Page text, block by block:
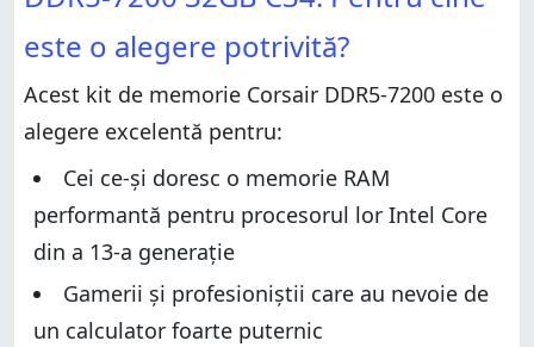
Dominator Platinum RGB DDR5-7200 32GB C34
Experiența de utilizare a modulelor de memorie
Corsair Dominator Platinum RGB DDR5-7200 32GB
Performanțe în benchmarkuri
Intenționezi să cumperi modulele Corsair Dominator
Platinum RGB DDR5-7200 32GB C34?
Verdict
Despachetarea modulelor de memorie Corsair
Dominator Platinum RGB DDR5-7200 32GB C34
Design și specificații hardware
Experiența de utilizare a modulelor de memorie
C34
Performanțe în benchmarkuri
Intenționezi să cumperi modulele Corsair Dominator
este o alegere potrivită?
Acest kit de memorie Corsair DDR5-7200 este o
alegere excelentă pentru:
Cei ce-și doresc o memorie RAM
performantă pentru procesorul lor Intel Core
din a 13-a generație
Gamerii și profesioniștii care au nevoie de
un calculator foarte puternic